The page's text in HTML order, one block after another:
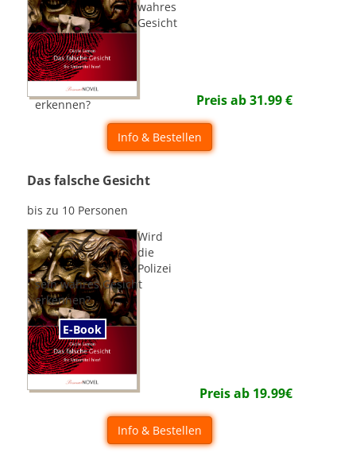
wahres
Gesicht
erkennen? Preis ab31.99€
Info & Bestellen
Das falsche Gesicht
bis zu 10 Personen
E-Book
Wird
die
Polizei
sein wahres Gesicht
erkennen?
Preis ab 19.99€
Info & Bestellen